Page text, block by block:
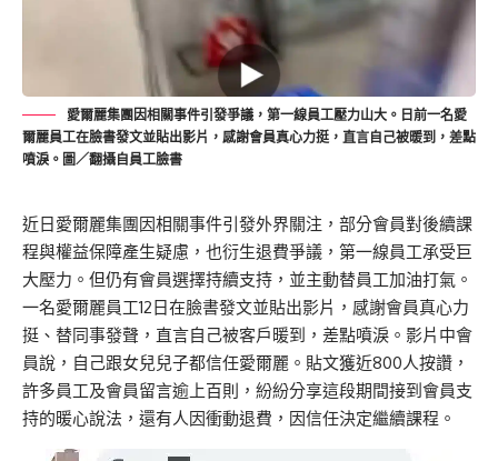
愛爾麗集團因相關事件引發爭議，第一線員工壓力山大。日前一名愛
爾麗員工在臉書發文並貼出影片，感謝會員真心力挺，直言自己被暖到，差點
噴淚。圖／翻攝自員工臉書
近日愛爾麗集團因相關事件引發外界關注，部分會員對後續課
程與權益保障產生疑慮，也衍生退費爭議，第一線員工承受巨
大壓力。但仍有會員選擇持續支持，並主動替員工加油打氣。
一名愛爾麗員工12日在臉書發文並貼出影片，感謝會員真心力
挺、替同事發聲，直言自己被客戶暖到，差點噴淚。影片中會
員說，自己跟女兒兒子都信任愛爾麗。 貼文獲近800人按讚，
許多員工及會員留言逾上百則 ， 紛紛分享這段期間接到會員支
持的暖心說法，還有人因衝動退費，因信任決定繼續課程。